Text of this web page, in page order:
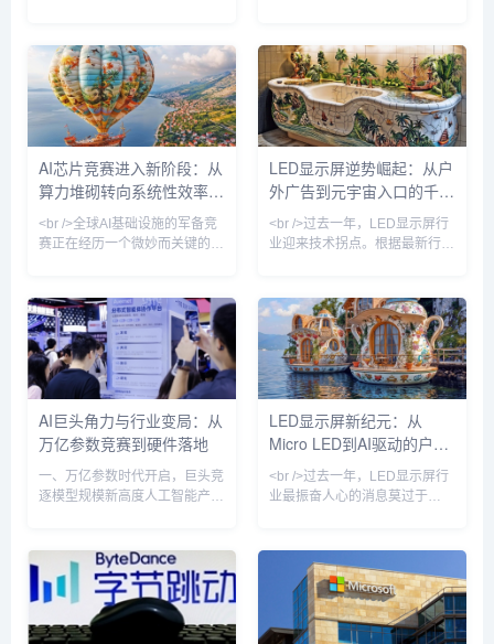
速度增长。从微软、谷歌到亚马
逊，各大云服务商争相建设超大
规模数据中心，英伟达的GPU
订单排期已延伸至2026年。中
国市场上，阿里、百度、字节跳
动等企业同样不遗余力地购入AI
芯片，服务器供应链满负荷运
转。表面上看，这是一场关于未
来越多的分析师开始追问：如此
次突破99.9%，这意味着困扰业
界十年的成本壁垒开始崩塌。三
星、索尼以及中国厂商京东方、
三安光电均在近日发布了新一代
Micro LED显示屏，像素间距首
次下探至0.1毫米以下，亮度超
过10,000尼特，对比度接近无
限。一位参与测试的工程师向记
AI芯片竞赛进入新阶段：从
算力堆砌转向系统性效率革
命
<br />全球AI基础设施的军备竞
赛正在经历一个微妙而关键的转
级集群的部署，将模型参数规模
推至十万亿级别。然而，最新发
布的行业基准测试与头部企业的
内部运营数据揭示了一个警示信
号：在现有主流架构下，GPU
集群的线性扩展所带来的性能提
升已明显放缓，而能耗成本与互
联延迟正以超线性速度攀升。多
出，单纯依赖晶体管密度和制程
LED显示屏逆势崛起：从户
外广告到元宇宙入口的千亿
赛道
<br />过去一年，LED显示屏行
业迎来技术拐点。根据最新行业
小时200万颗，推动单位成本同
比下降42%。三星、索尼、利亚
德等头部厂商相继推出新一代
Micro LED商用显示屏，像素间
距突破P0.3以下，实现真正意义
上的“无拼接缝”显示。与此同
时，COB（板上芯片）封装技
术加速渗透，在P1.2以下小间距
AI巨头角力与行业变局：从
万亿参数竞赛到硬件落地
一、万亿参数时代开启，巨头竞
逐模型规模新高度人工智能产业
内部人士透露，该公司正讨论训
练参数规模超过5万亿的大语言
模型，这一数字将超越国内现有
最大模型——阿里巴巴通义千问
的2.4万亿和月之暗面Kimi K3的
LED显示屏新纪元：从
Micro LED到AI驱动的户外
媒体革命
<br />过去一年，LED显示屏行
业最振奋人心的消息莫过于
宣布其Micro LED生产线进入量
产阶段，良率从早期的不足50%
提升至接近90%。这意味着曾经
高高在上的Micro LED开始向高
端商用显示和超大尺寸家用电视